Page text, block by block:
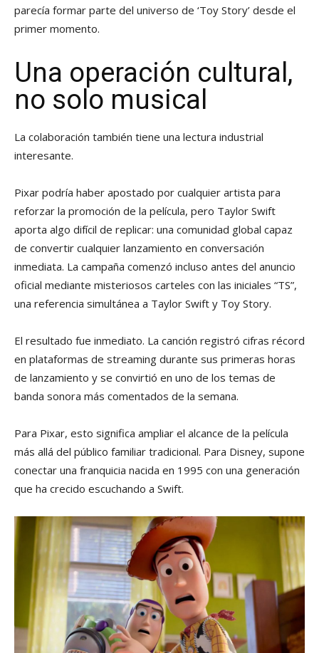
parecía formar parte del universo de ‘Toy Story’ desde el
primer momento.
Una operación cultural,
no solo musical
La colaboración también tiene una lectura industrial
interesante.
Pixar podría haber apostado por cualquier artista para
reforzar la promoción de la película, pero Taylor Swift
aporta algo difícil de replicar: una comunidad global capaz
de convertir cualquier lanzamiento en conversación
inmediata. La campaña comenzó incluso antes del anuncio
oficial mediante misteriosos carteles con las iniciales “TS”,
una referencia simultánea a Taylor Swift y Toy Story.
El resultado fue inmediato. La canción registró cifras récord
en plataformas de streaming durante sus primeras horas
de lanzamiento y se convirtió en uno de los temas de
banda sonora más comentados de la semana.
Para Pixar, esto significa ampliar el alcance de la película
más allá del público familiar tradicional. Para Disney, supone
conectar una franquicia nacida en 1995 con una generación
que ha crecido escuchando a Swift.